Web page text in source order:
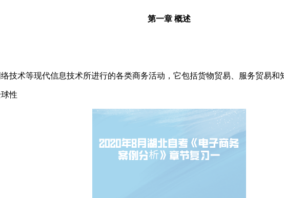
第一章 概述
技术等现代信息技术所进行的各类商务活动，它包括货物贸易、服务贸易和
性